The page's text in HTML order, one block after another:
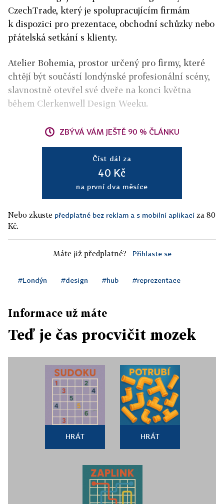
CzechTrade, který je spolupracujícím firmám
k dispozici pro prezentace, obchodní schůzky nebo
přátelská setkání s klienty.
Atelier Bohemia, prostor určený pro firmy, které
chtějí být součástí londýnské profesionální scény,
slavnostně otevřel své dveře na konci května
během Clerkenwell Design Weeku.
ZBÝVÁ VÁM JEŠTĚ 90 % ČLÁNKU
Číst dál za
40 Kč
na první dva měsíce
Nebo zkuste předplatné bez reklam a s mobilní aplikací za 80
Kč.
Máte již předplatné? Přihlaste se
#Londýn #design #hub #reprezentace
Informace už máte
Teď je čas procvičit mozek
HRÁT HRÁT